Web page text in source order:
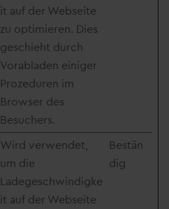
it auf der Webseite
zu optimieren. Dies
geschieht durch
Vorabladen einiger
Prozeduren im
Browser des
Besuchers.
Wird verwendet,
um die
Ladegeschwindigke
it auf der Webseite
Bestän
dig